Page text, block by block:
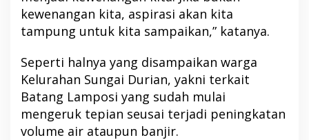
kewenangan kita, aspirasi akan kita
tampung untuk kita sampaikan,” katanya.
Seperti halnya yang disampaikan warga
Kelurahan Sungai Durian, yakni terkait
Batang Lamposi yang sudah mulai
mengeruk tepian seusai terjadi peningkatan
volume air ataupun banjir.